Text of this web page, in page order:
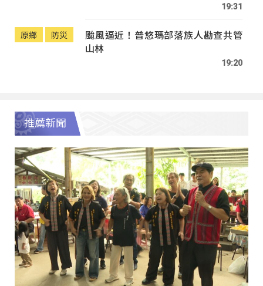
19:31
原鄉 防災
颱風逼近！普悠瑪部落族人勘查共管
山林
19:20
推薦新聞